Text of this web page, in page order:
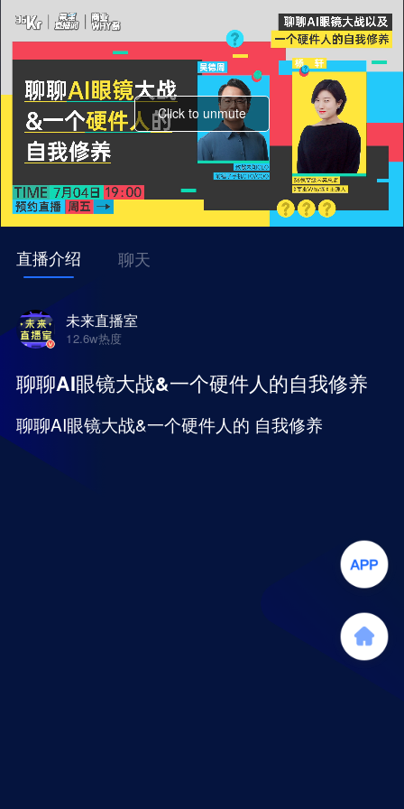
直播介绍 聊天
未来直播室
12.6w热度
聊聊AI眼镜大战&一个硬件人的自我修养
聊聊AI眼镜大战&一个硬件人的 自我修养